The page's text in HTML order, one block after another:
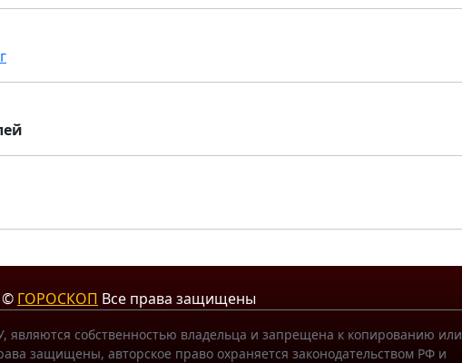
© ГОРОСКОП Все права защищены
являются собственностью владельца и запрещена к копированию или
защищены, авторское право охраняется законодательством РФ и